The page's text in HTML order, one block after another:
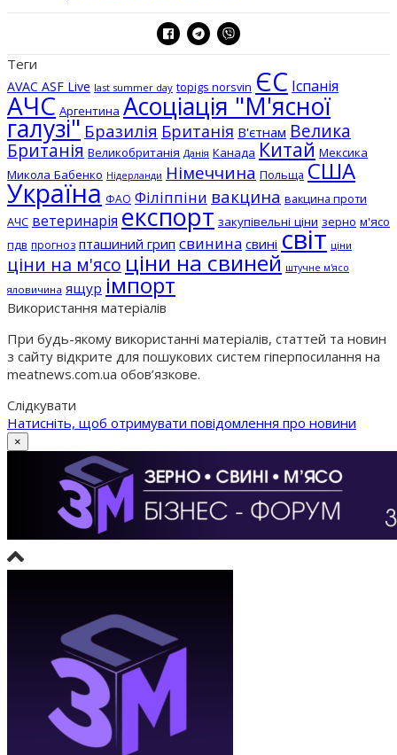
Теги
AVAC ASF Live last summer day topigs norsvin ЄС Іспанія
АЧС Аргентина Асоціація "М'ясної
галузі" Бразилія Британія В'єтнам Велика
Британія Великобританія Данія Канада Китай Мексика
Микола Бабенко Нідерланди Німеччина Польща США
Україна ФАО Філіппіни вакцина вакцина проти
АЧС ветеринарія експорт закупівельні ціни зерно м'ясо
пдв прогноз пташиний грип свинина свині світ ціни
ціни на м'ясо ціни на свиней штучне м'ясо
яловичина ящур імпорт
Використання матеріалів
При будь-якому використанні матеріалів, статтей та новин
з сайту відкрите для пошукових систем гіперпосилання на
meatnews.com.ua обов’язкове.
Слідкувати
Натисніть, щоб отримувати повідомлення про новини
×